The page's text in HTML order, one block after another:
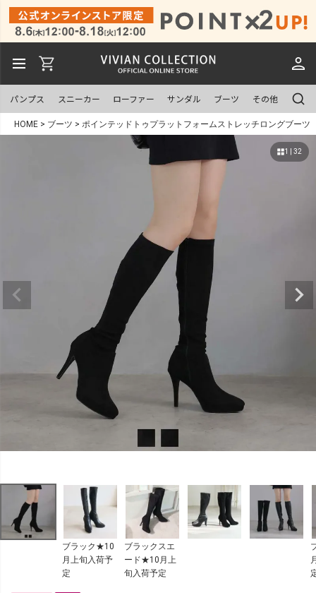
パンプス スニーカー ローファー サンダル ブーツ その他
HOME ブーツ ポインテッドトゥプラットフォームストレッチロングブーツ
1 | 32
ブラック★10
月上旬入荷予
定
ブラックスエ
ード★10月上
旬入荷予定